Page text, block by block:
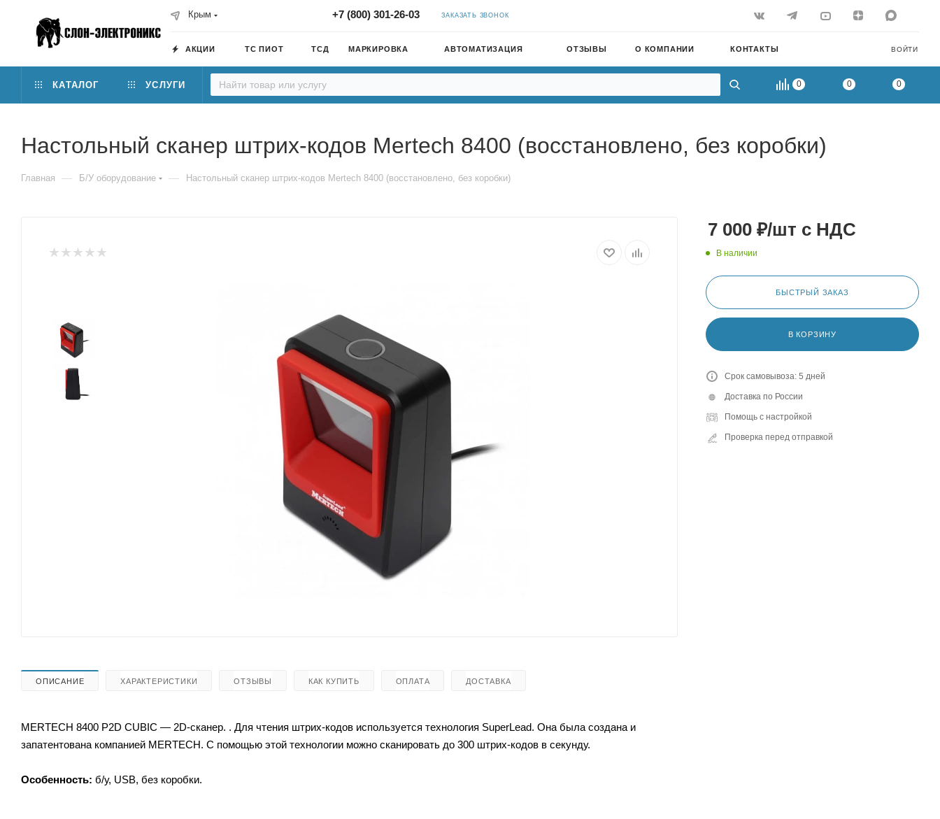
Крым +7 (800) 301-26-03 ЗАКАЗАТЬ ЗВОНОК
ВОЙТИ
АКЦИИ ТС ПИОТ ТСД МАРКИРОВКА АВТОМАТИЗАЦИЯ ОТЗЫВЫ О КОМПАНИИ КОНТАКТЫ
0 0 0
КАТАЛОГ УСЛУГИ
Настольный сканер штрих-кодов Mertech 8400 (восстановлено, без коробки)
Главная — Б/У оборудование — Настольный сканер штрих-кодов Mertech 8400 (восстановлено, без коробки)
ОПИСАНИЕ ХАРАКТЕРИСТИКИ ОТЗЫВЫ КАК КУПИТЬ ОПЛАТА ДОСТАВКА
MERTECH 8400 P2D CUBIC — 2D-сканер. . Для чтения штрих-кодов используется технология SuperLead. Она была создана и
запатентована компанией MERTECH. С помощью этой технологии можно сканировать до 300 штрих-кодов в секунду.
Особенность: б/у, USB, без коробки.
7 000 ₽/шт с НДС
В наличии
БЫСТРЫЙ ЗАКАЗ
В КОРЗИНУ
Срок самовывоза: 5 дней
Доставка по России
Помощь с настройкой
Проверка перед отправкой